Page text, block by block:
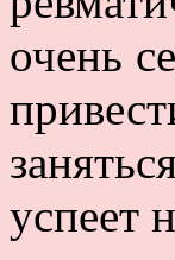
очень
успеет